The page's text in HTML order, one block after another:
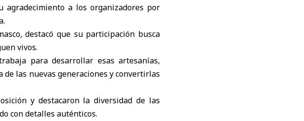
a los organizadores por
destacó que su participación busca
vivos.
para desarrollar esas artesanías,
las nuevas generaciones y convertirlas
y destacaron la diversidad de las
con detalles auténticos.